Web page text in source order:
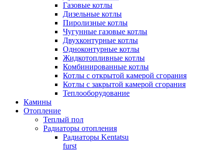
Газовые котлы
Дизельные котлы
Пиролизные котлы
Чугунные газовые котлы
Двухконтурные котлы
Одноконтурные котлы
Жидкотопливные котлы
Комбинированные котлы
Котлы с открытой камерой сгорания
Котлы с закрытой камерой сгорания
Теплооборудование
Камины
Отопление
Теплый пол
Радиаторы отопления
Радиаторы Kentatsu
furst